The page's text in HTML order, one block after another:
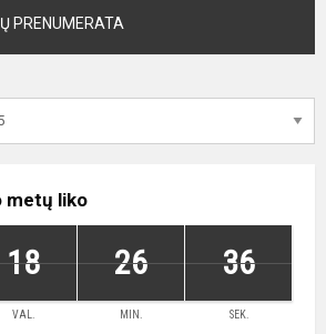
PRENUMERATA
metų liko
18 26 36
VAL. MIN. SEK.